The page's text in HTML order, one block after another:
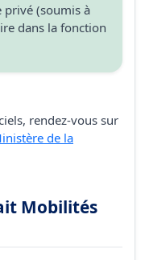
privé (soumis à
dans la fonction
rendez-vous sur
de la
Mobilités